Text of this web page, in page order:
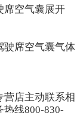
席空气囊展开
驶席空气囊气体
营店主动联系相
线800-830-